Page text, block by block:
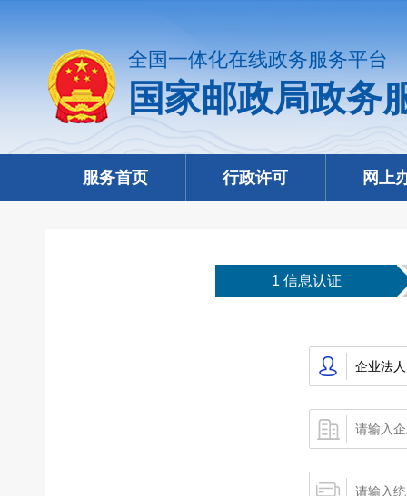
全国一体化在线政务服务平台
国家邮政局政务
服务首页 行政许可 网上
1 信息认证